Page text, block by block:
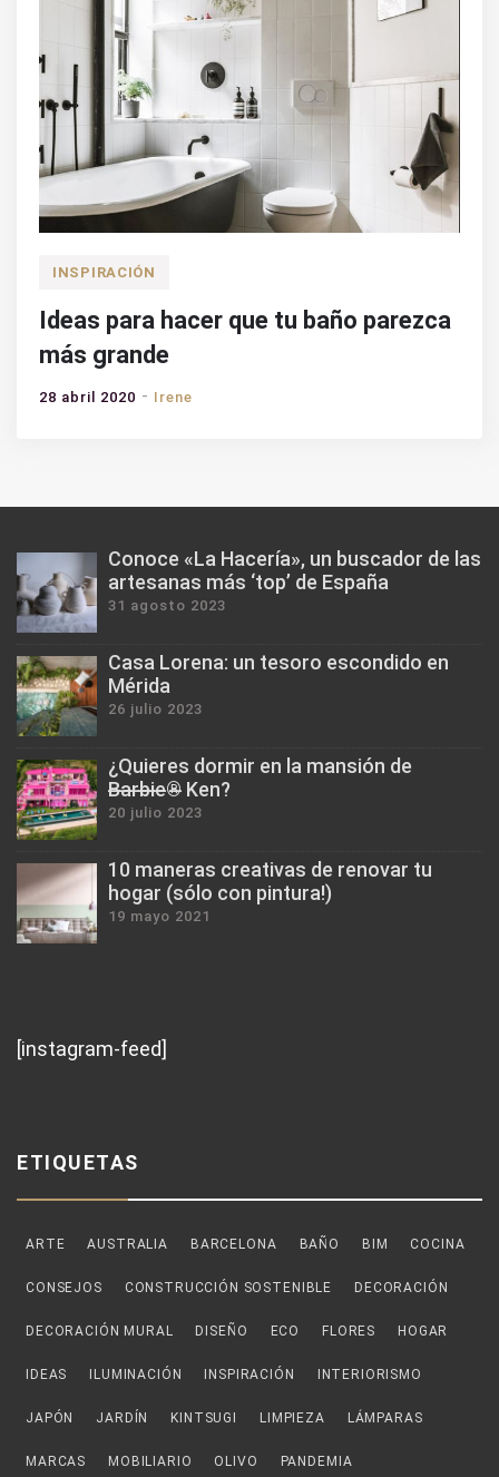
INSPIRACIÓN
Ideas para hacer que tu baño parezca
más grande
28 abril 2020 Irene
Conoce «La Hacería», un buscador de las
artesanas más ‘top’ de España
31 agosto 2023
Casa Lorena: un tesoro escondido en
Mérida
26 julio 2023
¿Quieres dormir en la mansión de
B̶a̶r̶b̶i̶e̶®̶ Ken?
20 julio 2023
10 maneras creativas de renovar tu
hogar (sólo con pintura!)
19 mayo 2021
[instagram-feed]
ETIQUETAS
ARTE AUSTRALIA BARCELONA BAÑO BIM COCINA
CONSEJOS CONSTRUCCIÓN SOSTENIBLE DECORACIÓN
DECORACIÓN MURAL DISEÑO ECO FLORES HOGAR
IDEAS ILUMINACIÓN INSPIRACIÓN INTERIORISMO
JAPÓN JARDÍN KINTSUGI LIMPIEZA LÁMPARAS
MARCAS MOBILIARIO OLIVO PANDEMIA